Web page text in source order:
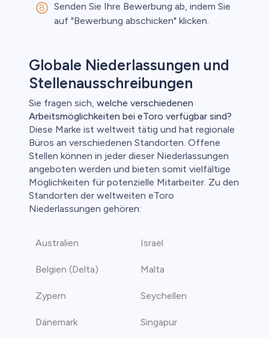
Senden Sie Ihre Bewerbung ab, indem Sie
auf "Bewerbung abschicken" klicken.
Globale Niederlassungen und
Stellenausschreibungen
Sie fragen sich, welche verschiedenen
Arbeitsmöglichkeiten bei eToro verfügbar sind?
Diese Marke ist weltweit tätig und hat regionale
Büros an verschiedenen Standorten. Offene
Stellen können in jeder dieser Niederlassungen
angeboten werden und bieten somit vielfältige
Möglichkeiten für potenzielle Mitarbeiter. Zu den
Standorten der weltweiten eToro
Niederlassungen gehören:
Australien Israel
Belgien (Delta) Malta
Zypern Seychellen
Dänemark Singapur